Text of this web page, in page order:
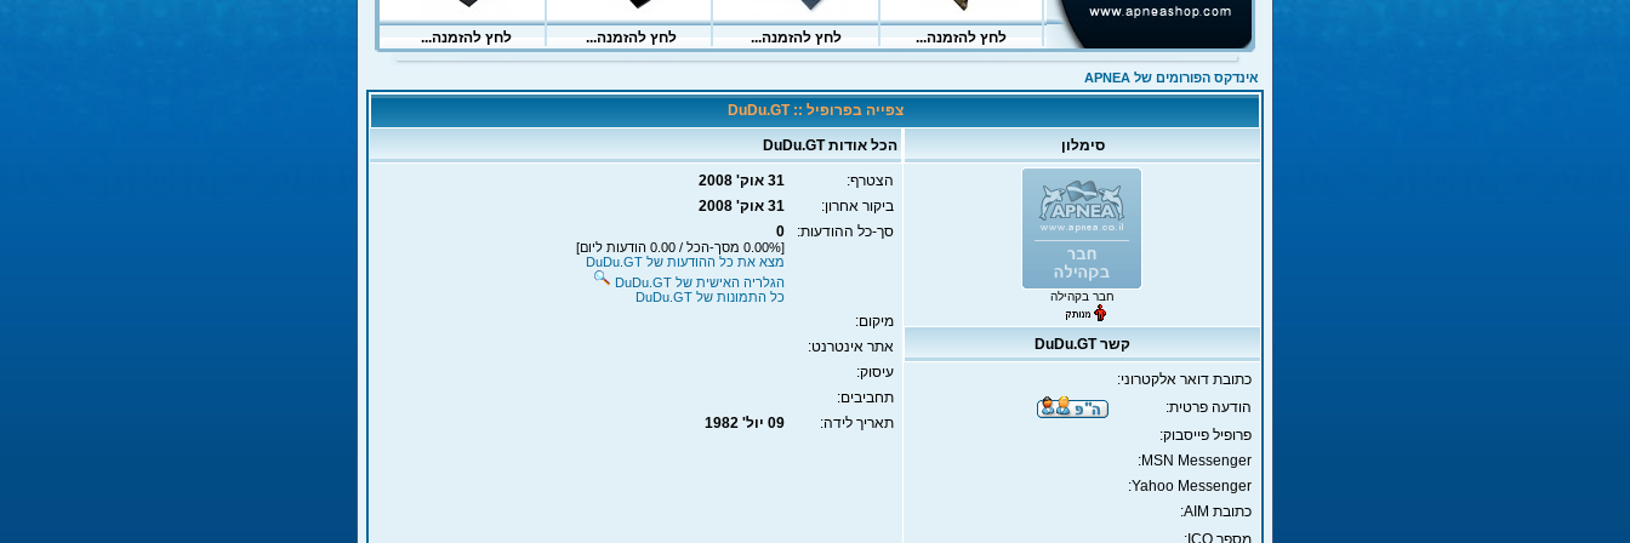
אינדקס הפורומים של APNEA
צפייה בפרופיל :: DuDu.GT
סימלון הכל אודות DuDu.GT
חבר בקהילה
הצטרף:
31 אוק' 2008
ביקור אחרון:
31 אוק' 2008
סך-כל ההודעות:
0
[0.00% מסך-הכל / 0.00 הודעות ליום]
מצא את כל ההודעות של DuDu.GT
הגלריה האישית של DuDu.GT
כל התמונות של DuDu.GT
מיקום:
אתר אינטרנט:
עיסוק:
תחביבים:
תאריך לידה:
09 יול' 1982
קשר DuDu.GT
כתובת דואר אלקטרוני:
הודעה פרטית:
פרופיל פייסבוק:
MSN Messenger:
Yahoo Messenger:
כתובת AIM:
מספר ICQ: